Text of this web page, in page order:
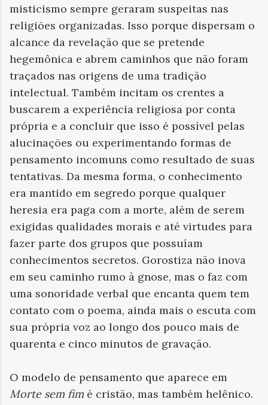
misticismo sempre geraram suspeitas nas
religiões organizadas. Isso porque dispersam o
alcance da revelação que se pretende
hegemônica e abrem caminhos que não foram
traçados nas origens de uma tradição
intelectual. Também incitam os crentes a
buscarem a experiência religiosa por conta
própria e a concluir que isso é possível pelas
alucinações ou experimentando formas de
pensamento incomuns como resultado de suas
tentativas. Da mesma forma, o conhecimento
era mantido em segredo porque qualquer
heresia era paga com a morte, além de serem
exigidas qualidades morais e até virtudes para
fazer parte dos grupos que possuíam
conhecimentos secretos. Gorostiza não inova
em seu caminho rumo à gnose, mas o faz com
uma sonoridade verbal que encanta quem tem
contato com o poema, ainda mais o escuta com
sua própria voz ao longo dos pouco mais de
quarenta e cinco minutos de gravação.
O modelo de pensamento que aparece em
Morte sem fim é cristão, mas também helênico.